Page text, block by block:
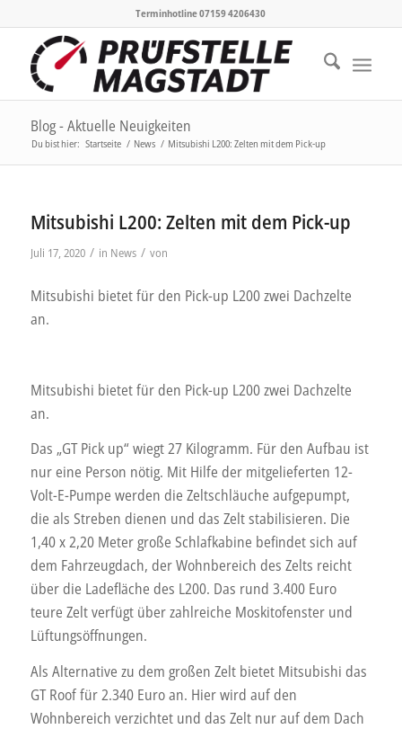
Terminhotline 07159 4206430
Blog - Aktuelle Neuigkeiten
Du bist hier: Startseite / News / Mitsubishi L200: Zelten mit dem Pick-up
Mitsubishi L200: Zelten mit dem Pick-up
Juli 17, 2020 / in News / von
Mitsubishi bietet für den Pick-up L200 zwei Dachzelte
an.
Mitsubishi bietet für den Pick-up L200 zwei Dachzelte
an.
Das „GT Pick up“ wiegt 27 Kilogramm. Für den Aufbau ist
nur eine Person nötig. Mit Hilfe der mitgelieferten 12-
Volt-E-Pumpe werden die Zeltschläuche aufgepumpt,
die als Streben dienen und das Zelt stabilisieren. Die
1,40 x 2,20 Meter große Schlafkabine befindet sich auf
dem Fahrzeugdach, der Wohnbereich des Zelts reicht
über die Ladefläche des L200. Das rund 3.400 Euro
teure Zelt verfügt über zahlreiche Moskitofenster und
Lüftungsöffnungen.
Als Alternative zu dem großen Zelt bietet Mitsubishi das
GT Roof für 2.340 Euro an. Hier wird auf den
Wohnbereich verzichtet und das Zelt nur auf dem Dach